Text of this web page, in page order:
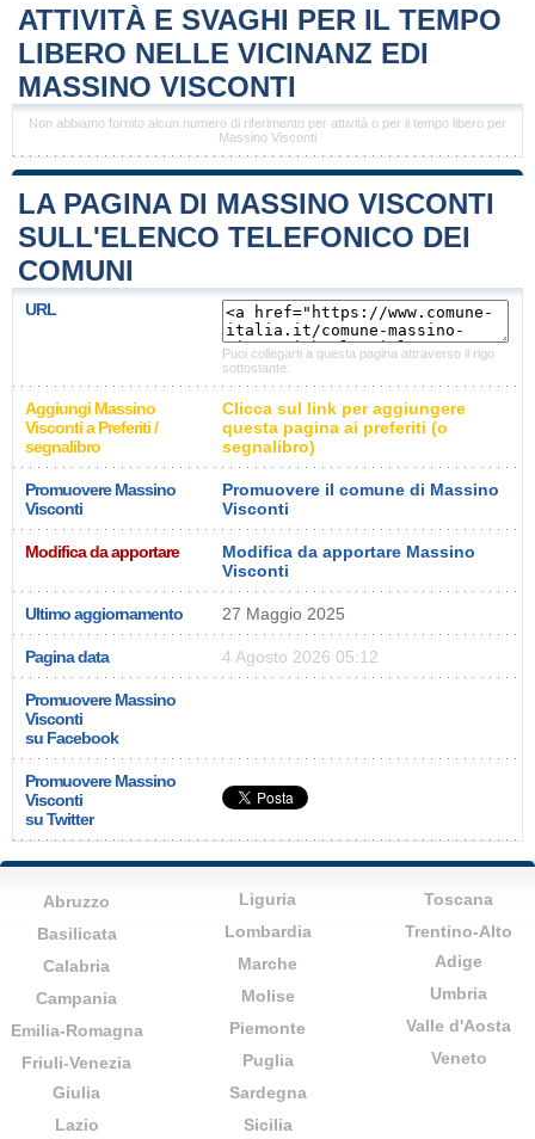
ATTIVITÀ E SVAGHI PER IL TEMPO
LIBERO NELLE VICINANZ EDI
MASSINO VISCONTI
Non abbiamo fornito alcun numero di riferimento per attività o per il tempo libero per
Massino Visconti
LA PAGINA DI MASSINO VISCONTI
SULL'ELENCO TELEFONICO DEI
COMUNI
URL
Puoi collegarti a questa pagina attraverso il rigo
sottostante.
Aggiungi Massino
Visconti a Preferiti /
segnalibro
Clicca sul link per aggiungere
questa pagina ai preferiti (o
segnalibro)
Promuovere Massino
Visconti
Promuovere il comune di Massino
Visconti
Modifica da apportare
Modifica da apportare Massino
Visconti
Ultimo aggiornamento 27 Maggio 2025
Pagina data 4 Agosto 2026 05:12
Promuovere Massino
Visconti
su Facebook
Promuovere Massino
Visconti
su Twitter
Abruzzo
Basilicata
Calabria
Campania
Emilia-Romagna
Friuli-Venezia
Giulia
Lazio
Liguria
Lombardia
Marche
Molise
Piemonte
Puglia
Sardegna
Sicilia
Toscana
Trentino-Alto
Adige
Umbria
Valle d'Aosta
Veneto